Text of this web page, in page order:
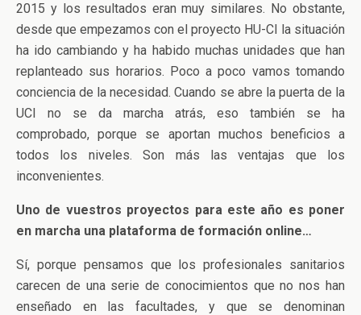
2015 y los resultados eran muy similares. No obstante,
desde que empezamos con el proyecto HU-CI la situación
ha ido cambiando y ha habido muchas unidades que han
replanteado sus horarios. Poco a poco vamos tomando
conciencia de la necesidad. Cuando se abre la puerta de la
UCI no se da marcha atrás, eso también se ha
comprobado, porque se aportan muchos beneficios a
todos los niveles. Son más las ventajas que los
inconvenientes.
Uno de vuestros proyectos para este año es poner
en marcha una plataforma de formación online…
Sí, porque pensamos que los profesionales sanitarios
carecen de una serie de conocimientos que no nos han
enseñado en las facultades, y que se denominan